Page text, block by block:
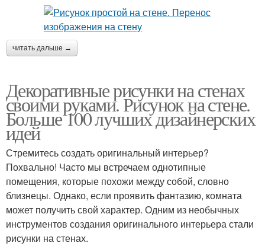
читать дальше →
Декоративные рисунки на стенах
своими руками. Рисунок на стене.
Больше 100 лучших дизайнерских
идей
Стремитесь создать оригинальный интерьер?
Похвально! Часто мы встречаем однотипные
помещения, которые похожи между собой, словно
близнецы. Однако, если проявить фантазию, комната
может получить свой характер. Одним из необычных
инструментов создания оригинального интерьера стали
рисунки на стенах.